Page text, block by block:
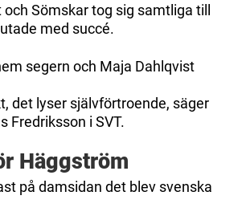
och Sömskar tog sig samtliga till
med succé.
segern och Maja Dahlqvist
det lyser självförtroende, säger
Fredriksson i SVT.
Häggström
på damsidan det blev svenska